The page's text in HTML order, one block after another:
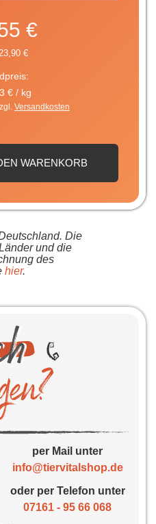
€
€
€ / kg
Versandkosten
WARENKORB
Die
und die
des
hier.
per Mail unter
info@tiervitalshop.de
oder per Telefon unter
07161 - 95 66 068